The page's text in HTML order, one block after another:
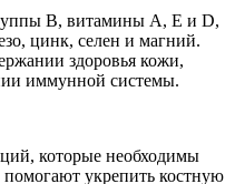
B, витамины A, E и D,
цинк, селен и магний.
здоровья кожи,
иммунной системы.
которые необходимы
помогают укрепить костную